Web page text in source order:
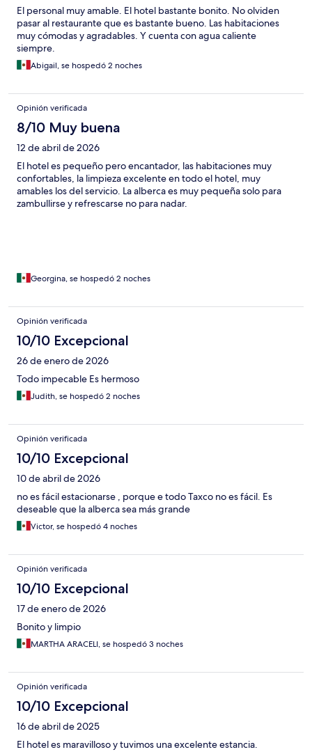
El personal muy amable. El hotel bastante bonito. No olviden
pasar al restaurante que es bastante bueno. Las habitaciones
muy cómodas y agradables. Y cuenta con agua caliente
siempre.
Abigail, se hospedó 2 noches
Opinión verificada
8/10 Muy buena
12 de abril de 2026
El hotel es pequeño pero encantador, las habitaciones muy
confortables, la limpieza excelente en todo el hotel, muy
amables los del servicio. La alberca es muy pequeña solo para
zambullirse y refrescarse no para nadar.
Georgina, se hospedó 2 noches
Opinión verificada
10/10 Excepcional
26 de enero de 2026
Todo impecable Es hermoso
Judith, se hospedó 2 noches
Opinión verificada
10/10 Excepcional
10 de abril de 2026
no es fácil estacionarse , porque e todo Taxco no es fácil. Es
deseable que la alberca sea más grande
Victor, se hospedó 4 noches
Opinión verificada
10/10 Excepcional
17 de enero de 2026
Bonito y limpio
MARTHA ARACELI, se hospedó 3 noches
Opinión verificada
10/10 Excepcional
16 de abril de 2025
El hotel es maravilloso y tuvimos una excelente estancia.